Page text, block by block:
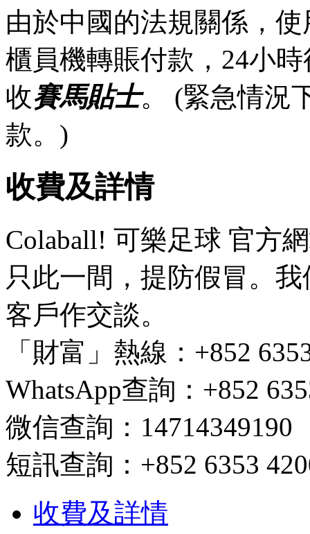
由於中國的法規關係，
櫃員機轉賬付款，24小
收賽馬貼士。 (緊急情況
款。)
收費及詳情
Colaball! 可樂足球 官方
只此一間，提防假冒。
客戶作交談。
「財富」熱線：+852
WhatsApp查詢：+852
微信查詢：14714349190
短訊查詢：+852 6353
收費及詳情